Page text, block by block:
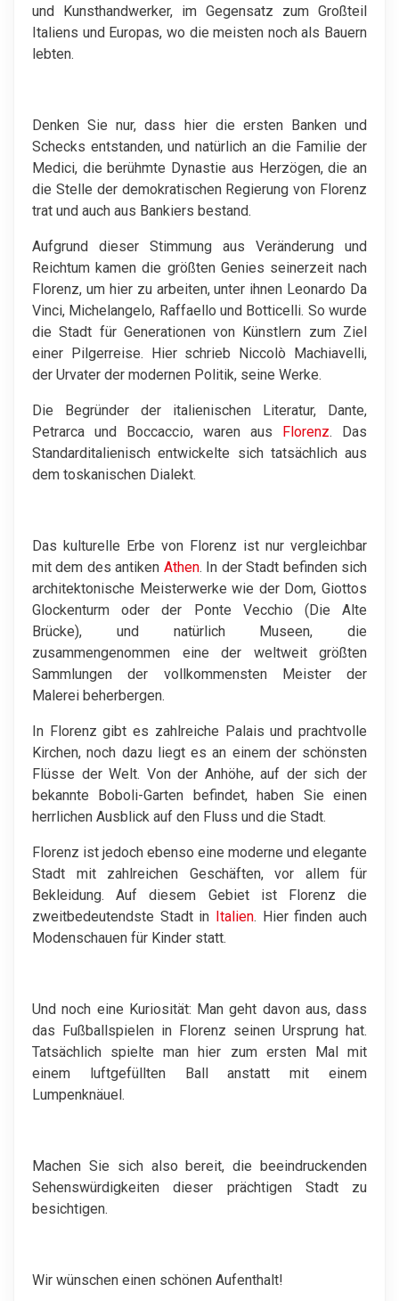
und Kunsthandwerker, im Gegensatz zum Großteil
Italiens und Europas, wo die meisten noch als Bauern
lebten.
Denken Sie nur, dass hier die ersten Banken und
Schecks entstanden, und natürlich an die Familie der
Medici, die berühmte Dynastie aus Herzögen, die an
die Stelle der demokratischen Regierung von Florenz
trat und auch aus Bankiers bestand.
Aufgrund dieser Stimmung aus Veränderung und
Reichtum kamen die größten Genies seinerzeit nach
Florenz, um hier zu arbeiten, unter ihnen Leonardo Da
Vinci, Michelangelo, Raffaello und Botticelli. So wurde
die Stadt für Generationen von Künstlern zum Ziel
einer Pilgerreise. Hier schrieb Niccolò Machiavelli,
der Urvater der modernen Politik, seine Werke.
Die Begründer der italienischen Literatur, Dante,
Petrarca und Boccaccio, waren aus Florenz. Das
Standarditalienisch entwickelte sich tatsächlich aus
dem toskanischen Dialekt.
Das kulturelle Erbe von Florenz ist nur vergleichbar
mit dem des antiken Athen. In der Stadt befinden sich
architektonische Meisterwerke wie der Dom, Giottos
Glockenturm oder der Ponte Vecchio (Die Alte
Brücke), und natürlich Museen, die
zusammengenommen eine der weltweit größten
Sammlungen der vollkommensten Meister der
Malerei beherbergen.
In Florenz gibt es zahlreiche Palais und prachtvolle
Kirchen, noch dazu liegt es an einem der schönsten
Flüsse der Welt. Von der Anhöhe, auf der sich der
bekannte Boboli-Garten befindet, haben Sie einen
herrlichen Ausblick auf den Fluss und die Stadt.
Florenz ist jedoch ebenso eine moderne und elegante
Stadt mit zahlreichen Geschäften, vor allem für
Bekleidung. Auf diesem Gebiet ist Florenz die
zweitbedeutendste Stadt in Italien. Hier finden auch
Modenschauen für Kinder statt.
Und noch eine Kuriosität: Man geht davon aus, dass
das Fußballspielen in Florenz seinen Ursprung hat.
Tatsächlich spielte man hier zum ersten Mal mit
einem luftgefüllten Ball anstatt mit einem
Lumpenknäuel.
Machen Sie sich also bereit, die beeindruckenden
Sehenswürdigkeiten dieser prächtigen Stadt zu
besichtigen.
Wir wünschen einen schönen Aufenthalt!